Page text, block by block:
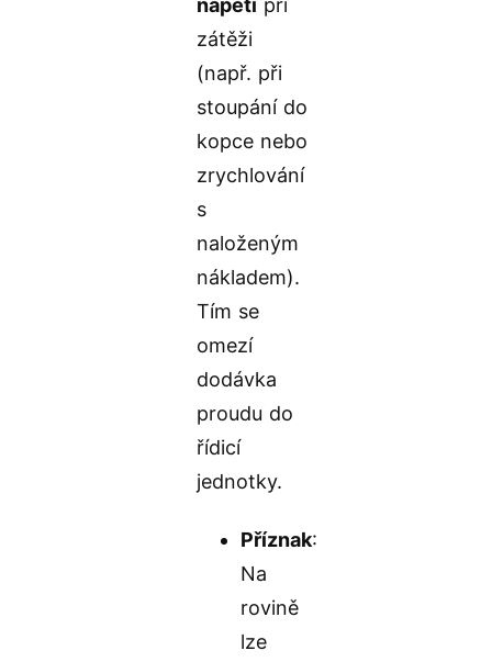
napětí při
zátěži
(např. při
stoupání do
kopce nebo
zrychlování
s
naloženým
nákladem).
Tím se
omezí
dodávka
proudu do
řídicí
jednotky.
Příznak:
Na
rovině
lze